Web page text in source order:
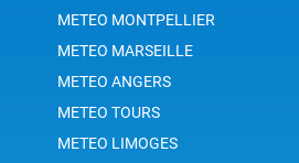
METEO MONTPELLIER
METEO MARSEILLE
METEO ANGERS
METEO TOURS
METEO LIMOGES